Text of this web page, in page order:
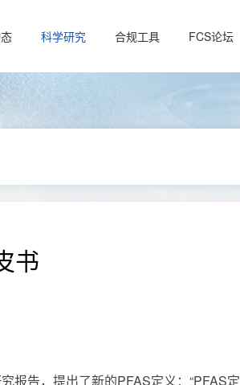
科学研究 合规工具 FCS论坛
书
报告，提出了新的PFAS定义：“PFAS定